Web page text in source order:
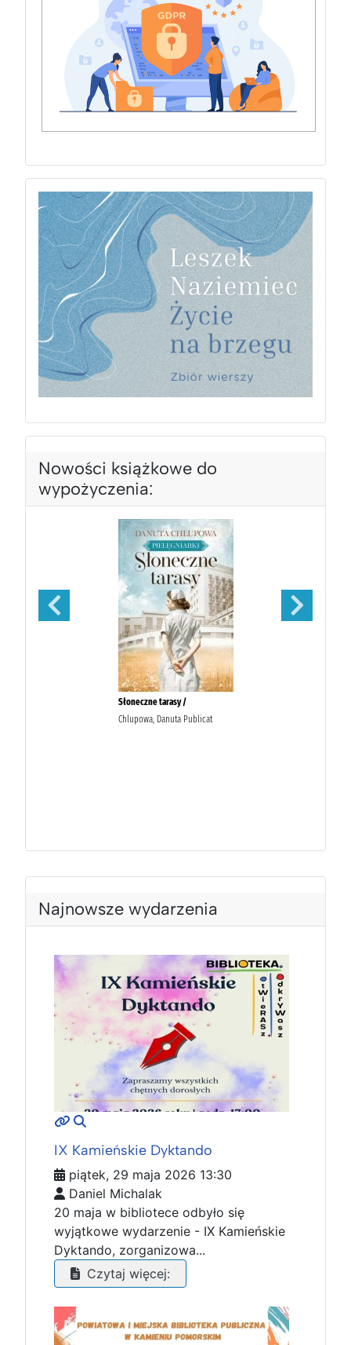
Nowości książkowe do
wypożyczenia:
Najnowsze wydarzenia
MOD_JTCS_VIEW_ARTICLE_LINK
IX Kamieńskie Dyktando
piątek, 29 maja 2026 13:30
Daniel Michalak
20 maja w bibliotece odbyło się
wyjątkowe wydarzenie - IX Kamieńskie
Dyktando, zorganizowa...
Czytaj więcej: